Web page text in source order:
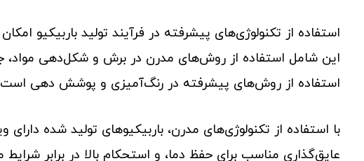
استفاده از تکنولوژی‌های پیشرفته در فرآیند تولید باربیکیو
این شامل استفاده از روش‌های مدرن در برش و شکل‌دهی
استفاده از روش‌های پیشرفته در رنگ‌آمیزی و پوشش دهی
با استفاده از تکنولوژی‌های مدرن، باربیکیوهای تولید شده دارای
عایق‌گذاری مناسب برای حفظ دما، و استحکام بالا در برابر